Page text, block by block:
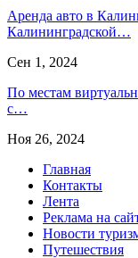
Аренда авто в
Калининградской…
Сен 1, 2024
По местам
с…
Ноя 26, 2024
Главная
Контакты
Лента
Реклама на
Новости
Путешествия